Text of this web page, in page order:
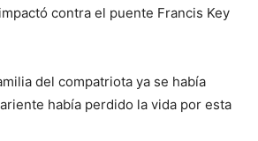
contra el puente Francis Key
del compatriota ya se había
había perdido la vida por esta